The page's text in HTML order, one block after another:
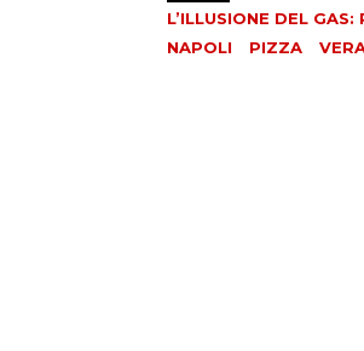
L’ILLUSIONE DEL
NAPOLI
PIZZA